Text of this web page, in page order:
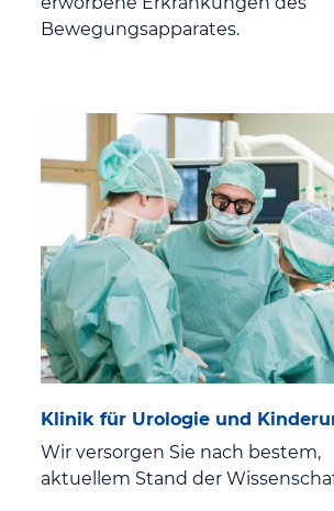
Presse
Fachveranstaltungen
Bewegungsapparates.
Klinik für Urologie und
Wir versorgen Sie nach bestem,
aktuellem Stand der